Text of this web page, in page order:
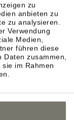
zu
anbieten zu
zu analysieren.
Verwendung
Medien,
führen diese
Daten zusammen,
im Rahmen
und